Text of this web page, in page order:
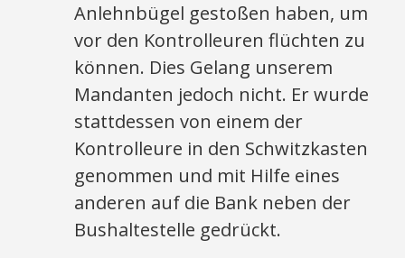
Anlehnbügel gestoßen haben, um
vor den Kontrolleuren flüchten zu
können. Dies Gelang unserem
Mandanten jedoch nicht. Er wurde
stattdessen von einem der
Kontrolleure in den Schwitzkasten
genommen und mit Hilfe eines
anderen auf die Bank neben der
Bushaltestelle gedrückt.